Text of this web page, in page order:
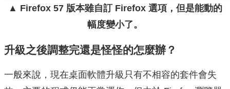
▲ Firefox 57 版本雖自訂 Firefox 選項，但是能動的
幅度變小了。
升級之後調整完還是怪怪的怎麼辦？
一般來說，現在桌面軟體升級只有不相容的套件會失